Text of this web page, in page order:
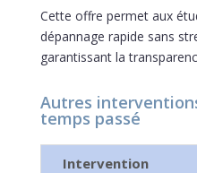
Cette offre permet aux
dépannage rapide sans
garantissant la
Autres
temps passé
Intervention